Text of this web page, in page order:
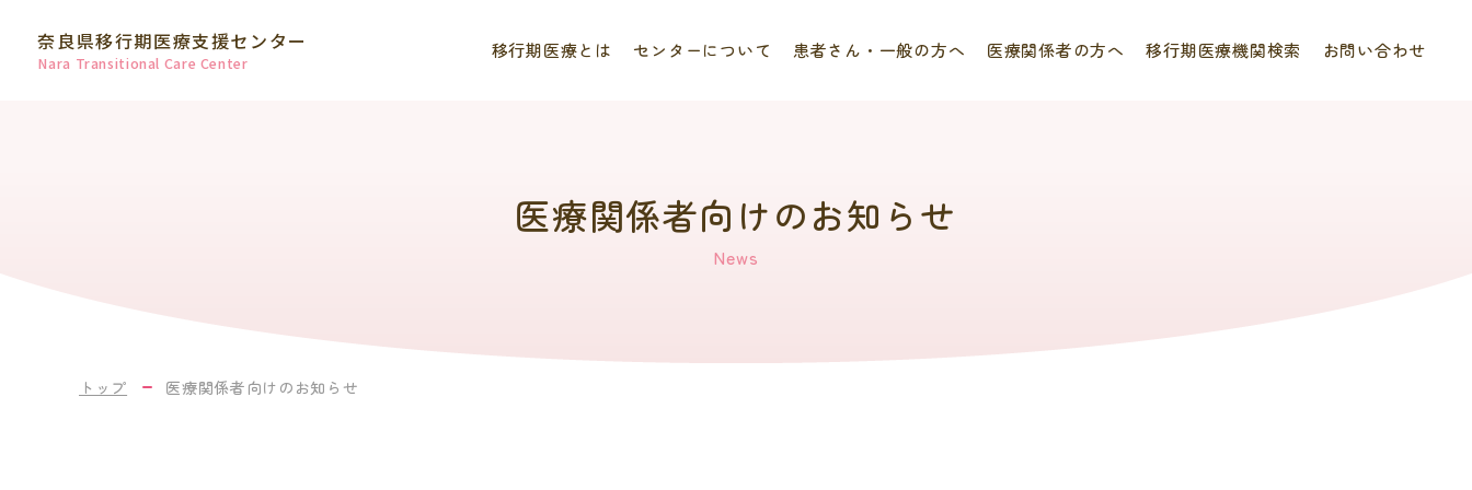
奈良県移行期医療支援センター
Nara Transitional Care Center
移行期医療とは センターについて 患者さん・一般の方へ 医療関係者の方へ 移行期医療機関検索 お問い合わせ
医療関係者向けのお知らせ
News
トップ 医療関係者向けのお知らせ